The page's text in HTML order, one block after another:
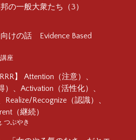
の一般大衆たち（3）
けの話 Evidence Based
座
】 Attention（注意）、
）、Activation（活性化）、
Realize/Recognize（認識）、
（継続）
つぶやき